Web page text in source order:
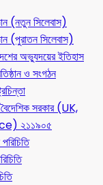
(নতুন সিলেবাস)
(পুরাতন সিলেবাস)
অভ্যুদয়ের ইতিহাস
ও সংগঠন
সরকার (UK,
২১১৯০৫